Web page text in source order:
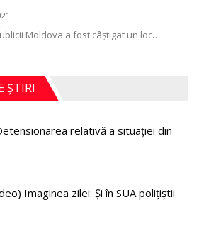
Moldova a fost câştigat un loc…
ȘTIRI
relativă a situației din
Imaginea zilei: Și în SUA polițiștii